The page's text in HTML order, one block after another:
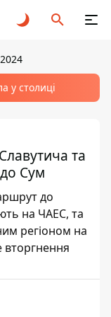
у столиці
та
Сум
до
на ЧАЕС, та
регіоном на
вторгнення